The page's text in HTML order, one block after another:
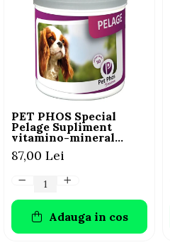
PET PHOS Special
Pelage Supliment
vitamino-mineral
pentru câini, 50 tablete
87,00 Lei
Adauga in cos